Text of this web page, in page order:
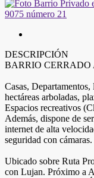
DESCRIPCIÓN
BARRIO CERRADO
Casas,
hectáreas arboladas,
Espacios recreativos
Además, dispone de
internet de alta
seguridad con cámaras.
Ubicado sobre Ruta
con Lujan. Próximo a